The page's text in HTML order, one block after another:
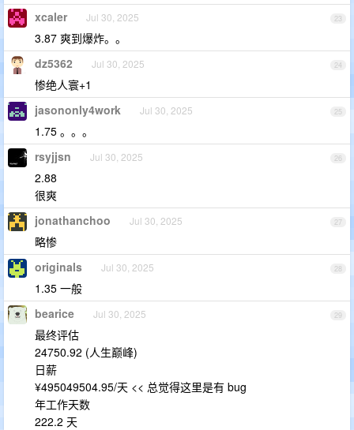
23
xcaler Jul 30, 2025
3.87 爽到爆炸。。
24
dz5362 Jul 30, 2025
惨绝人寰+1
25
jasononly4work Jul 30, 2025
1.75 。。。
26
rsyjjsn Jul 30, 2025
2.88
很爽
27
jonathanchoo Jul 30, 2025
略惨
28
originals Jul 30, 2025
1.35 一般
29
bearice Jul 30, 2025
最终评估
24750.92 (人生巅峰)
日薪
¥495049504.95/天 << 总觉得这里是有 bug
年工作天数
222.2 天